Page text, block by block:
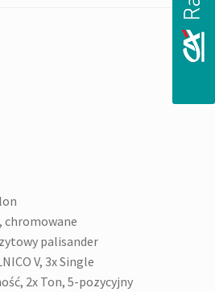
chromowane
palisander
V, 3x Single
2x Ton, 5-pozycyjny